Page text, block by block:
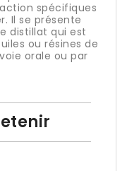
spécifiques
Il se présente
distillat qui est
ou résines de
orale ou par